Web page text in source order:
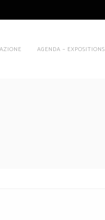
AGENDA – EXPOSITIONS